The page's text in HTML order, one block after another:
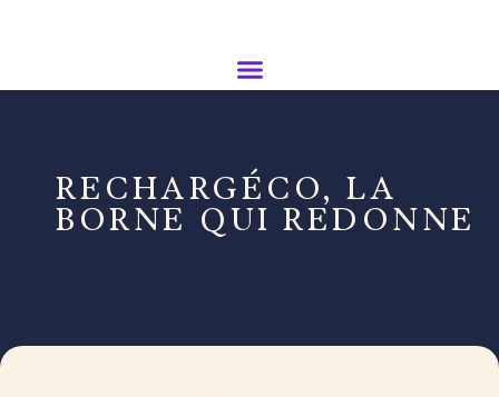
RECHARGÉCO, LA
BORNE QUI REDONNE